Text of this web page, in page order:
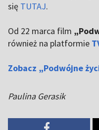
się TUTAJ.
Od 22 marca film
również na platformie
Zobacz „Podwójne
Paulina Gerasik